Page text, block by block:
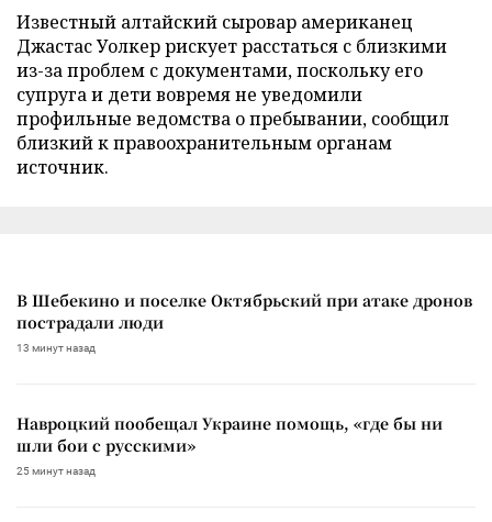
Известный алтайский сыровар американец
Джастас Уолкер рискует расстаться с близкими
из-за проблем с документами, поскольку его
супруга и дети вовремя не уведомили
профильные ведомства о пребывании, сообщил
близкий к правоохранительным органам
источник.
В Шебекино и поселке Октябрьский при атаке дронов
пострадали люди
13 минут назад
Навроцкий пообещал Украине помощь, «где бы ни
шли бои с русскими»
25 минут назад